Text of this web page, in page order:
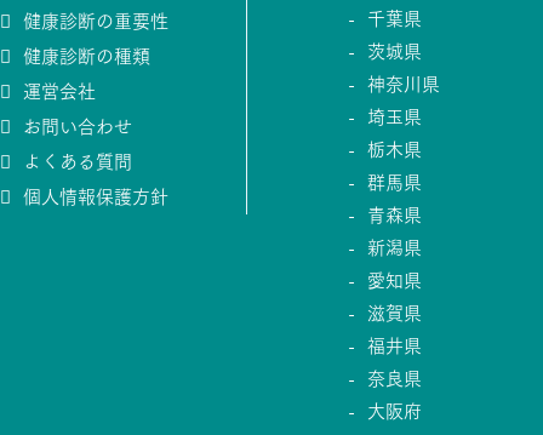
健康診断の重要性
健康診断の種類
運営会社
お問い合わせ
よくある質問
個人情報保護方針
千葉県
茨城県
神奈川県
埼玉県
栃木県
群馬県
青森県
新潟県
愛知県
滋賀県
福井県
奈良県
大阪府